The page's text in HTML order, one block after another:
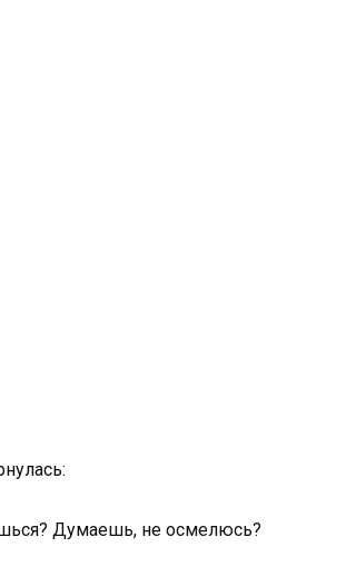
Думаешь, не осмелюсь?